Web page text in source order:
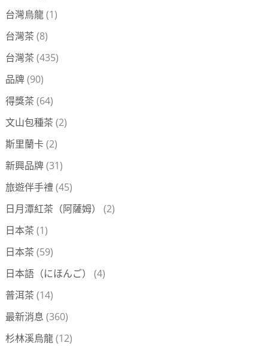
台灣烏龍(1)
台灣茶 (8)
台灣茶 (435)
品牌(90)
得獎茶 (64)
文山包種茶 (2)
斯里蘭卡(2)
新興品牌(31)
旅遊伴手禮(45)
日月潭紅茶（阿薩姆）
(2)
日本茶 (1)
日本茶 (59)
日本語（にほんご）
(4)
普洱茶 (14)
最新消息 (360)
杉林溪烏龍(12)